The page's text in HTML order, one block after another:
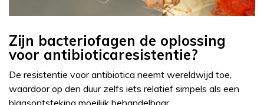
Zijn bacteriofagen de oplossing
voor antibioticaresistentie?
De resistentie voor antibiotica neemt wereldwijd toe,
waardoor op den duur zelfs iets relatief simpels als een